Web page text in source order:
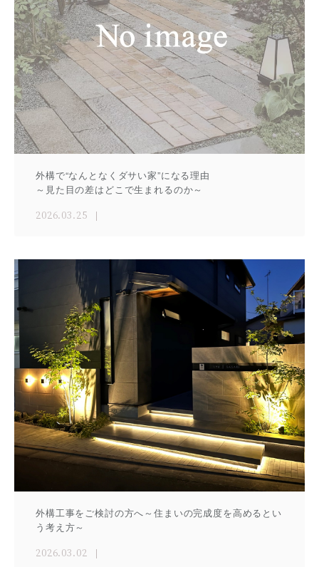
外構で“なんとなくダサい家”になる理由
～見た目の差はどこで生まれるのか～
2026.03.25
外構工事をご検討の方へ～住まいの完成度を高めるとい
う考え方～
2026.03.02